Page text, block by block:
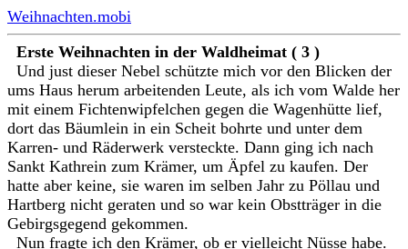
Weihnachten.mobi
Erste Weihnachten in der Waldheimat ( 3 )
Und just dieser Nebel schützte mich vor den Blicken der
ums Haus herum arbeitenden Leute, als ich vom Walde her
mit einem Fichtenwipfelchen gegen die Wagenhütte lief,
dort das Bäumlein in ein Scheit bohrte und unter dem
Karren- und Räderwerk versteckte. Dann ging ich nach
Sankt Kathrein zum Krämer, um Äpfel zu kaufen. Der
hatte aber keine, sie waren im selben Jahr zu Pöllau und
Hartberg nicht geraten und so war kein Obstträger in die
Gebirgsgegend gekommen.
Nun fragte ich den Krämer, ob er vielleicht Nüsse habe.